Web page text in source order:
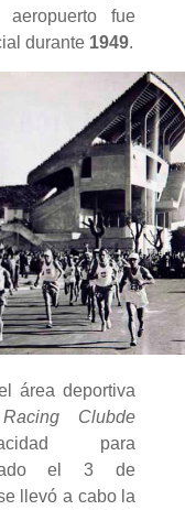
fue
durante 1949.
área deportiva
Racing Clubde
para
el 3 de
llevó a cabo la